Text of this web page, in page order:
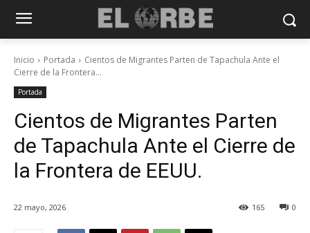
Inicio Portada
Cientos de Migrantes Parten de Tapachula Ante el
Cierre de la Frontera...
Portada
Cientos de Migrantes Parten
de Tapachula Ante el Cierre de
la Frontera de EEUU.
22 mayo, 2026 0
165